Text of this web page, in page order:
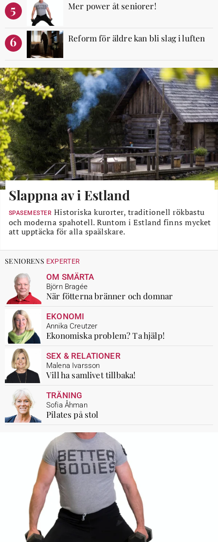
5 Mer power åt seniorer!
6 Reform för äldre kan bli slag i luften
Slappna av i Estland
SPASEMESTER Historiska kurorter, traditionell rökbastu
och moderna spahotell. Runtom i Estland finns mycket
att upptäcka för alla spaälskare.
SENIORENS EXPERTER
OM SMÄRTA
Björn Bragée
När fötterna bränner och domnar
EKONOMI
Annika Creutzer
Ekonomiska problem? Ta hjälp!
SEX & RELATIONER
Malena Ivarsson
Vill ha samlivet tillbaka!
TRÄNING
Sofia Åhman
Pilates på stol